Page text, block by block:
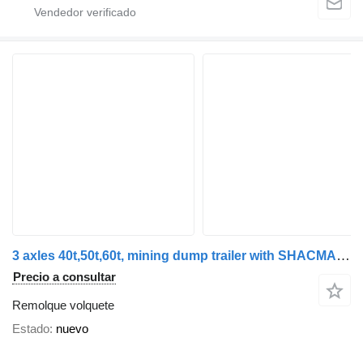
3 axles 40t,50t,60t, mining dump trailer with SHACMAN tractor tr
Precio a consultar
Remolque volquete
Estado nuevo